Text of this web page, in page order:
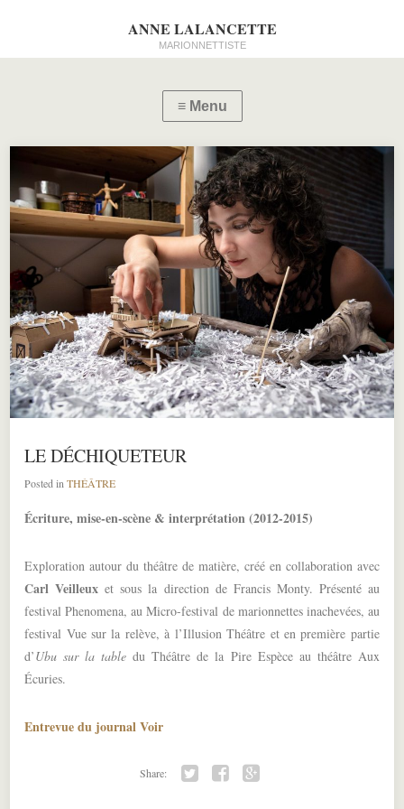
ANNE LALANCETTE
MARIONNETTISTE
LE DÉCHIQUETEUR
Posted inTHÉÂTRE
Écriture, mise-en-scène & interprétation (2012-2015)
Exploration autour du théâtre de matière, créé en collaboration avec
Carl Veilleux et sous la direction de Francis Monty. Présenté au
festival Phenomena, au Micro-festival de marionnettes inachevées, au
festival Vue sur la relève, à l’Illusion Théâtre et en première partie
d’Ubu sur la table du Théâtre de la Pire Espèce au théâtre Aux
Écuries.
Entrevue du journal Voir
Share: